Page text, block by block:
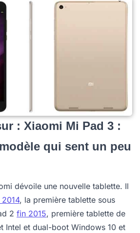
: Xiaomi Mi Pad 3 :
qui sent un peu
dévoile une nouvelle tablette. Il
2014, la première tablette sous
2 fin 2015, première tablette de
Intel et dual-boot Windows 10 et